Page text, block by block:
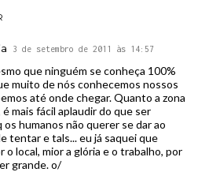
3 de setembro de 2011 às 14:57
que ninguém se conheça 100%
muito de nós conhecemos nossos
até onde chegar. Quanto a zona
mais fácil aplaudir do que ser
os humanos não querer se dar ao
tentar e tals... eu já saquei que
o local, mior a glória e o trabalho, por
grande. o/